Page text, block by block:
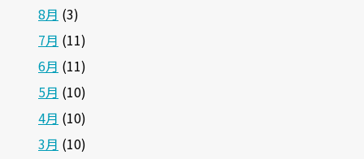
8月 (3)
7月 (11)
6月 (11)
5月 (10)
4月 (10)
3月 (10)